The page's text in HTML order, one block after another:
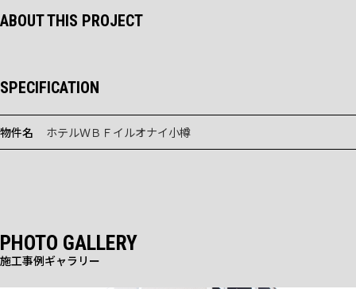
プ
ABOUT THIS PROJECT
SPECIFICATION
物件名 ホテルＷＢＦイルオナイ小樽
PHOTO GALLERY
施工事例ギャラリー